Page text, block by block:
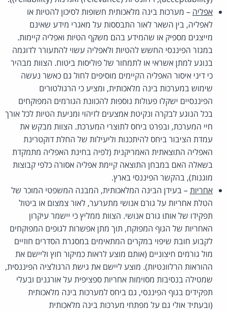
אפליה – מערכות בינה מלאכותית חשופות לסיכון להטיות או
לאפליה, בין השאר לאור התבססות על מאגרי מידע שאינם
מייצגים מספיק או שהמידע בהם משקף הטיות ואפליה קיימות.
במגזר הפיננסי החשש להטיות ולאפליה עשוי להתעורר לדוגמה
בנוגע למתן אשראי או לתמחור של פוליסות ביטוח. הצוות מבהיר
כי דיני איסור האפליה הקיימים מוסיפים לחול גם כאשר נעשה
שימוש במערכות בינה מלאכותית, ומציע כי הרגולטורים
הפיננסיים ישקלו פעולות נוספות להכוונת הגורמים המפוקחים
בכל הנוגע לבקרה ונקיטת אמצעים לזיהוי ומניעת הטיות לכל אורך
חיי המערכת, ובפרט ביחס לתוצרי המערכת. הצוות מבקש את
עמדת הציבור ביחס להיתכנות וליעילות של החלת דוקטרינת
האפליה התוצאתית האמריקנית (לפיה בחינת האפליה מתמקדת
בשאלה האם במבחן התוצאה קיימת אפליה אסורה כלפי קבוצות
מוגנות), בהקשר הפיננסי בארץ.
אחריות– בעידן הבינה המלאכותית, המבנה המשפטי המוכר של
הטלת אחריות על גורם אנושי מתערער, לאור צמצום או ביטול
תפקידו של אותו גורם אנושי. הצוות ממליץ כי יישמר עיקרון
האחריות של הגוף המפוקח, תוך מתן אפשרות לגופים המפוקחים
לקבוע חובת שיפוי במקרים המתאימים במסגרת הסדרים חוזיים
מול גורמים חיצוניים (אותם מוצע לראות כמיקור חוץ וליישם את
ההוראות הרלוונטיות). מוצע ליישם את גישת הרגולציה הפיננסית,
שמטילה בנסיבות מסוימות אחריות ספציפית על אורגנים ובעלי
תפקידים בגוף הפיננסי, גם ביחס למערכות בינה מלאכותית
(ובעתיד אולי גם על מפתחי מערכות בינה מלאכותית